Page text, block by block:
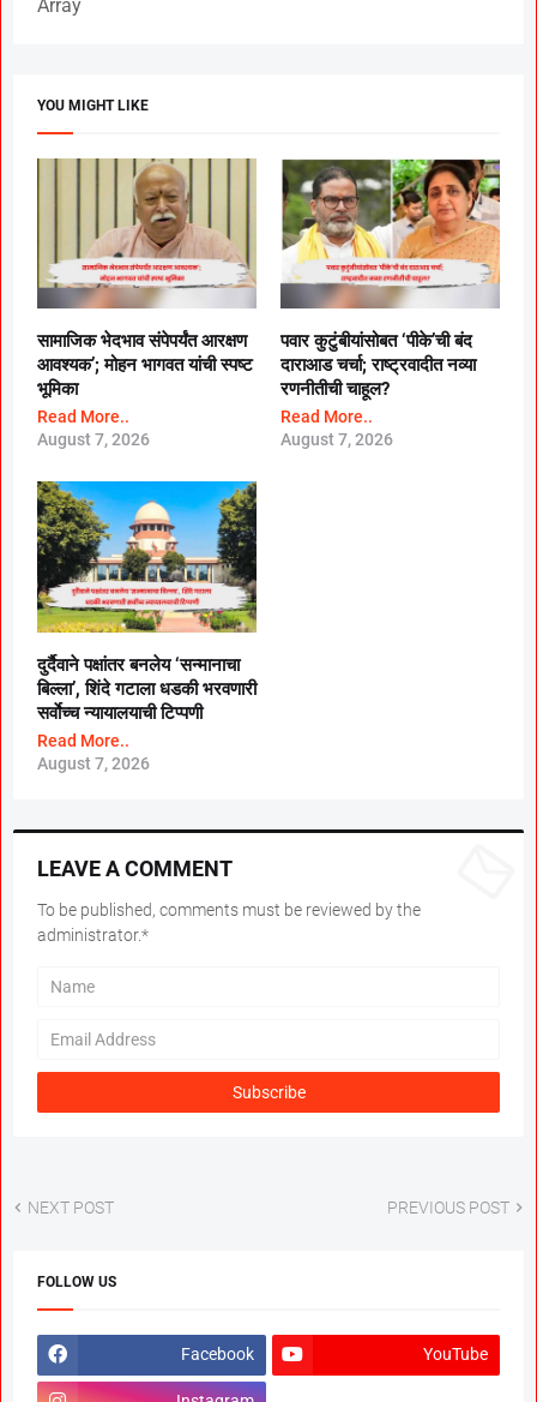
Array
YOU MIGHT LIKE
सामाजिक भेदभाव संपेपर्यंत आरक्षण
आवश्यक’; मोहन भागवत यांची स्पष्ट
भूमिका
Read More..
August 7, 2026
पवार कुटुंबीयांसोबत ‘पीके’ची बंद
दाराआड चर्चा; राष्ट्रवादीत नव्या
रणनीतीची चाहूल?
Read More..
August 7, 2026
दुर्दैवाने पक्षांतर बनलेय ‘सन्मानाचा
बिल्ला’, शिंदे गटाला धडकी भरवणारी
सर्वाेच्च न्यायालयाची टिप्पणी
Read More..
August 7, 2026
LEAVE A COMMENT
To be published, comments must be reviewed by the
administrator.*
NEXT POST PREVIOUS POST
FOLLOW US
Facebook YouTube